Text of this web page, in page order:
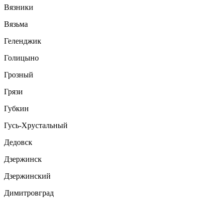
Вязники
Вязьма
Геленджик
Голицыно
Грозный
Грязи
Губкин
Гусь-Хрустальный
Дедовск
Дзержинск
Дзержинский
Димитровград